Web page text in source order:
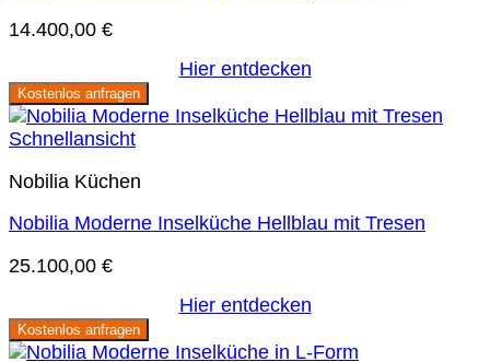
14.400,00 €
Hier entdecken
Kostenlos anfragen
Schnellansicht
Nobilia Küchen
Nobilia Moderne Inselküche Hellblau mit Tresen
25.100,00 €
Hier entdecken
Kostenlos anfragen